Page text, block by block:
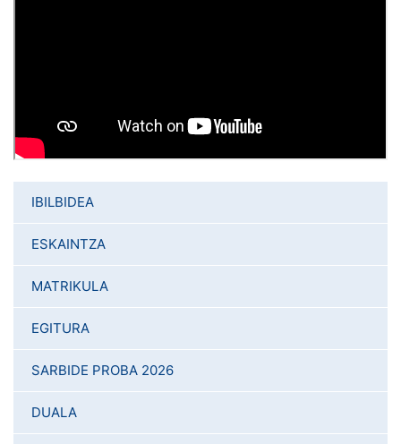
IBILBIDEA
ESKAINTZA
MATRIKULA
EGITURA
SARBIDE PROBA 2026
DUALA